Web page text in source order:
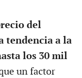
del
tendencia a la
los 30 mil
un factor